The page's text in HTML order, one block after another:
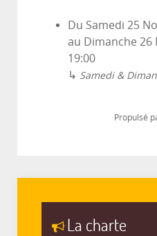
Du Samedi 25
au Dimanche 26
19:00
↳ Samedi &
Propulsé
La charte